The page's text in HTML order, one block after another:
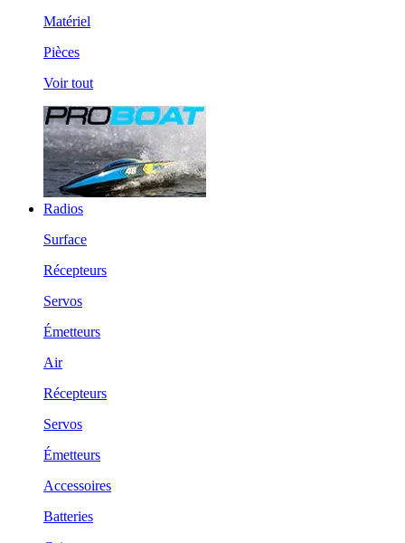
Matériel
Pièces
Voir tout
Radios
Surface
Récepteurs
Servos
Émetteurs
Air
Récepteurs
Servos
Émetteurs
Accessoires
Batteries